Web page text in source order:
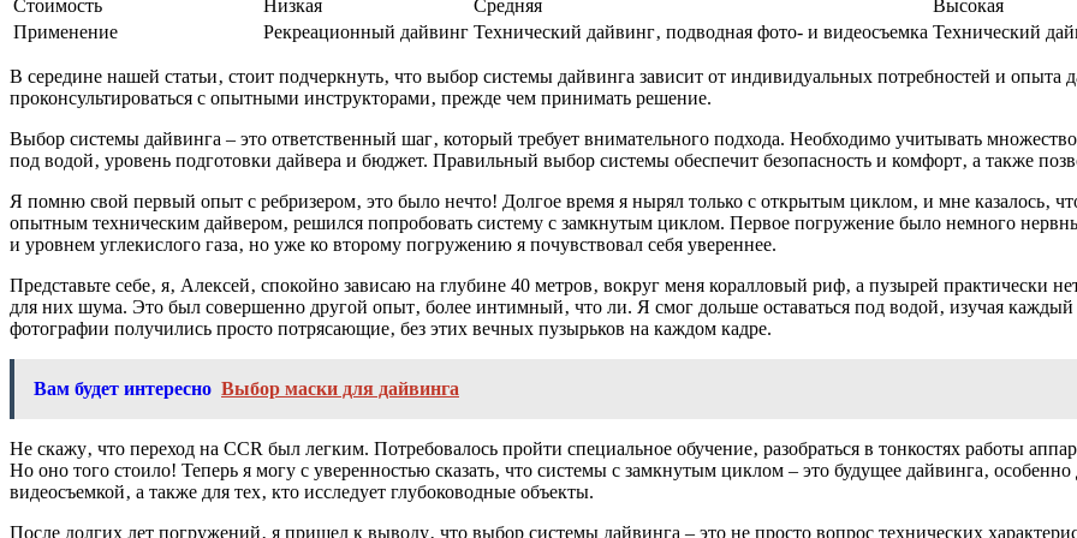
Стоимость Низкая Средняя
Высокая
Применение
Рекреационный дайвинг Технический дайвинг‚ подводная фото- и видеосъемка Технический
В середине нашей статьи‚ стоит подчеркнуть‚ что выбор системы дайвинга зависит от индивидуальных потребностей и
проконсультироваться с опытными инструкторами‚ прежде чем принимать решение.
Выбор системы дайвинга – это ответственный шаг‚ который требует внимательного подхода. Необходимо учитывать
под водой‚ уровень подготовки дайвера и бюджет. Правильный выбор системы обеспечит безопасность и комфорт‚ а также
Я помню свой первый опыт с ребризером‚ это было нечто! Долгое время я нырял только с открытым циклом‚ и мне казалось‚
опытным техническим дайвером‚ решился попробовать систему с замкнутым циклом. Первое погружение было немного
и уровнем углекислого газа‚ но уже ко второму погружению я почувствовал себя увереннее.
Представьте себе‚ я‚ Алексей‚ спокойно зависаю на глубине 40 метров‚ вокруг меня коралловый риф‚ а пузырей
для них шума. Это был совершенно другой опыт‚ более интимный‚ что ли. Я смог дольше оставаться под водой‚ изучая каждый
фотографии получились просто потрясающие‚ без этих вечных пузырьков на каждом кадре.
Вам будет интересно Выбор маски для дайвинга
Не скажу‚ что переход на CCR был легким. Потребовалось пройти специальное обучение‚ разобраться в тонкостях работы
Но оно того стоило! Теперь я могу с уверенностью сказать‚ что системы с замкнутым циклом – это будущее дайвинга‚
видеосъемкой‚ а также для тех‚ кто исследует глубоководные объекты.
После долгих лет погружений‚ я пришел к выводу‚ что выбор системы дайвинга – это не просто вопрос технических